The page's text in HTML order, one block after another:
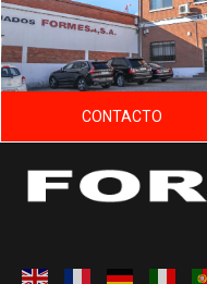
CONTACTO